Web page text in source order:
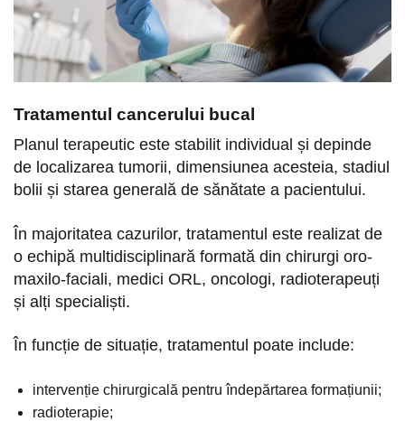
Tratamentul cancerului bucal
Planul terapeutic este stabilit individual și depinde
de localizarea tumorii, dimensiunea acesteia, stadiul
bolii și starea generală de sănătate a pacientului.
În majoritatea cazurilor, tratamentul este realizat de
o echipă multidisciplinară formată din chirurgi oro-
maxilo-faciali, medici ORL, oncologi, radioterapeuți
și alți specialiști.
În funcție de situație, tratamentul poate include:
intervenție chirurgicală pentru îndepărtarea formațiunii;
radioterapie;